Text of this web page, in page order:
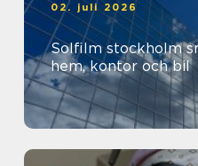
02. juli 2026
Solfilm stockholm smart solskydd för
hem, kontor och bil